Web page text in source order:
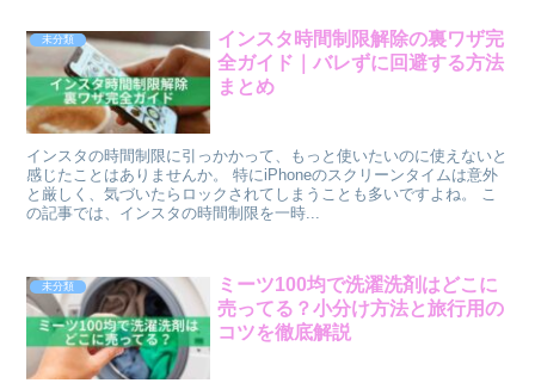
未分類
インスタ時間制限解除の裏ワザ完
全ガイド｜バレずに回避する方法
まとめ
インスタの時間制限に引っかかって、もっと使いたいのに使えないと
感じたことはありませんか。 特にiPhoneのスクリーンタイムは意外
と厳しく、気づいたらロックされてしまうことも多いですよね。 こ
の記事では、インスタの時間制限を一時...
未分類
ミーツ100均で洗濯洗剤はどこに
売ってる？小分け方法と旅行用の
コツを徹底解説